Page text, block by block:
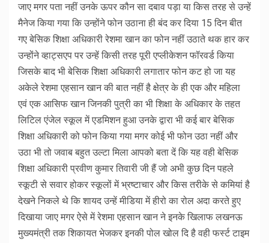
जाए मगर पता नहीं उनके ऊपर कौन सा दबाव पड़ा या किस तरह से उन्हें
मैनेज किया गया कि उन्होंने फोन उठाना ही बंद कर दिया 15 दिन बीत
गए बेसिक शिक्षा अधिकारी रेशमा खान का फोन नहीं उठाते थक हार कर
उन्होंने व्हाट्सएप पर उन्हें किसी तरह पूरी एप्लीकेशन फॉरवर्ड किया
जिसके बाद भी बेसिक शिक्षा अधिकारी लगातार फोन कट हो जा यह
अकेले रेशमा एहसान खान की बात नहीं है क्षेत्र के ही एक और महिला
एवं एक आसिफ खान जिनकी पुत्री का भी शिक्षा के अधिकार के तहत
लिटिल एंजेल स्कूल में एडमिशन हुआ उनके द्वारा भी कई बार बेसिक
शिक्षा अधिकारी को फोन किया गया मगर कोई भी फोन उठा नहीं और
उठा भी तो जवाब बहुत उल्टा मिला आपको बता दें कि यह वही बेसिक
शिक्षा अधिकारी प्रवीण कुमार तिवारी जी हैं जो अभी कुछ दिन पहले
स्कूटी से सवार होकर स्कूलों में भ्रष्टाचार और किस तरीके से कमियां है
देखने निकले थे कि शायद उन्हें मीडिया में हीरो का रोल अदा करते हुए
दिखाया जाए मगर ऐसे में रेशमा एहसान खान ने इनके खिलाफ लखनऊ
मुख्यमंत्री तक शिकायत भेजकर इनकी पोल खोल दि है वही फर्स्ट टाइम